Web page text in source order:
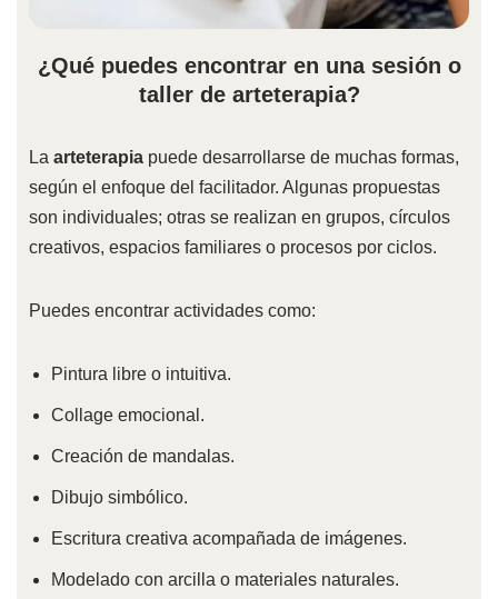
¿Qué puedes encontrar en una sesión o
taller de arteterapia?
La arteterapiapuede desarrollarse de muchas formas,
según el enfoque del facilitador. Algunas propuestas
son individuales; otras se realizan en grupos, círculos
creativos, espacios familiares o procesos por ciclos.
Puedes encontrar actividades como:
Pintura libre o intuitiva.
Collage emocional.
Creación de mandalas.
Dibujo simbólico.
Escritura creativa acompañada de imágenes.
Modelado con arcilla o materiales naturales.